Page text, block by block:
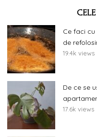
Ce faci cu
de
19.4k views
De ce se
17.6k views